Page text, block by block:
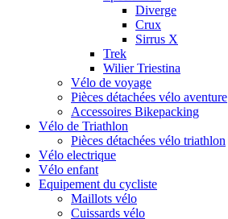
Diverge
Crux
Sirrus X
Trek
Wilier Triestina
Vélo de voyage
Pièces détachées vélo aventure
Accessoires Bikepacking
Vélo de Triathlon
Pièces détachées vélo triathlon
Vélo electrique
Vélo enfant
Equipement du cycliste
Maillots vélo
Cuissards vélo